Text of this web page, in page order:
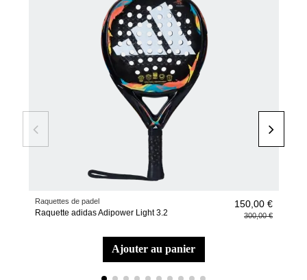
Raquettes de padel
Raquette adidas Adipower Light 3.2
150,00 €
300,00 €
ajouter au panier